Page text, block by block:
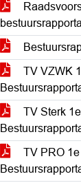
TV VZWK
TV Sterk 1e
TV PRO 1e